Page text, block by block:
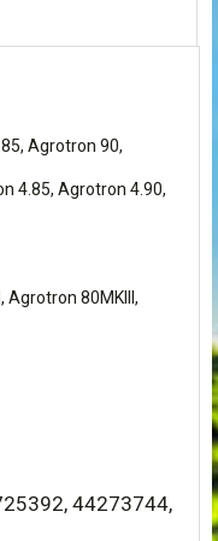
Agrotron 90,
4.85, Agrotron 4.90,
Agrotron 80MKIII,
44273744,